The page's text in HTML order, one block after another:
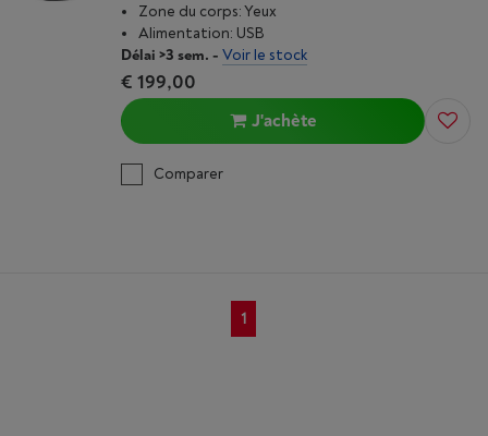
Zone du corps: Yeux
Alimentation: USB
Délai >3 sem. - Voir le stock
€ 199,00
J'achète
Comparer
1